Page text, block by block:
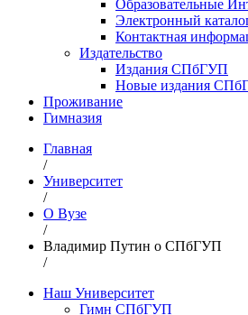
Образовательные
Электронный
Контактная
Издательство
Издания СПбГУП
Новые издания
Проживание
Гимназия
Главная
/
Университет
/
О Вузе
/
Владимир Путин о СПбГУП
/
Наш Университет
Гимн СПбГУП